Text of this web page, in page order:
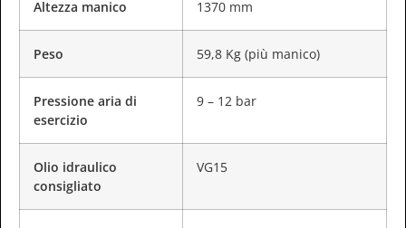
Altezza manico 1370 mm
Peso 59,8 Kg (più manico)
Pressione aria di
esercizio
9 – 12 bar
Olio idraulico
consigliato
VG15